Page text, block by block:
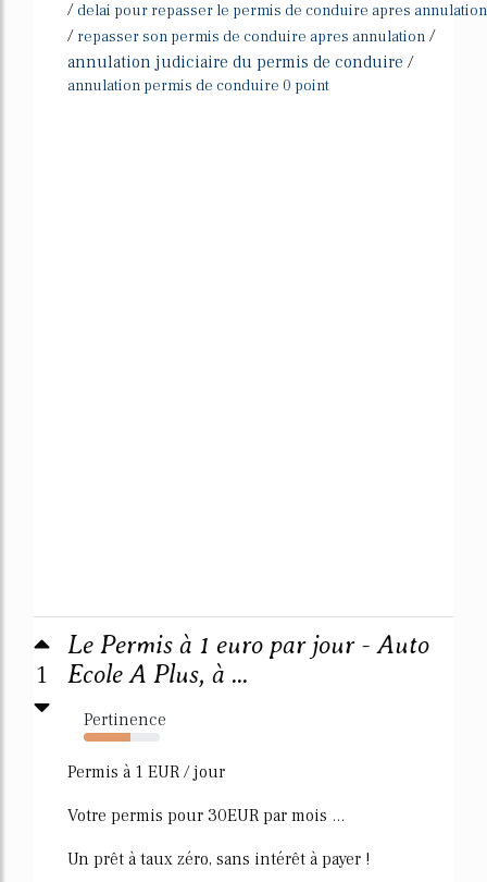
/ delai pour repasser le permis de conduire apres annulation
/ repasser son permis de conduire apres annulation /
annulation judiciaire du permis de conduire /
annulation permis de conduire 0 point
1
Le Permis à 1 euro par jour - Auto
Ecole A Plus, à ...
Pertinence
61%
Permis à 1 EUR / jour
Votre permis pour 30EUR par mois ...
Un prêt à taux zéro, sans intérêt à payer !